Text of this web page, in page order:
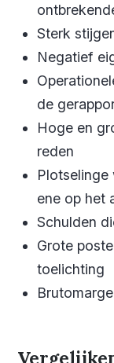
Sterk
Negatief
de
Hoge en
reden
ene op het
Schulden
Grote
toelichting